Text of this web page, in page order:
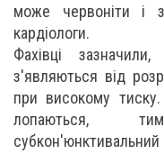
може червоніти і
кардіологи.
Фахівці
з'являються від
при високому
лопаються,
субкон'юнктивальний